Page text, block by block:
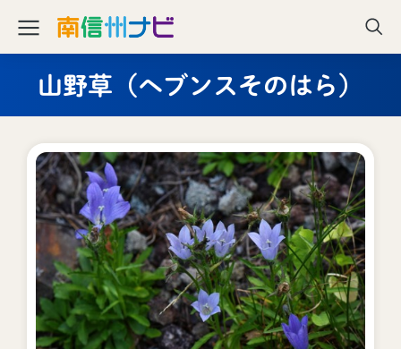
山野草（ヘブンスそのはら）